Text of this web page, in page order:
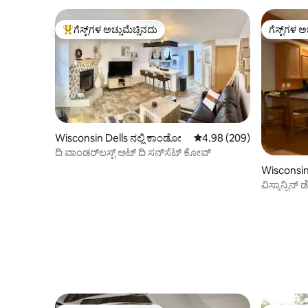
ಗೆಸ್ಟ್‌ಗಳಿಗೆ ಅತಿ ಹೆಚ್ಚು ಅಚ್ಚುಮೆಚ್ಚಿನದು
ಗೆಸ್ಟ್‌ಗಳ ಅಚ್ಚುಮೆಚ್ಚಿನದು
Wisconsin Dells ನಲ್ಲಿ ಕಾಂಡೋ 5 ರಲ್ಲಿ 4.98 ಸರಾಸರಿ
4.98 (209)
ದಿ ವಾಂಡರ್‌ಲಸ್ಟ್ ಅಟ್ ದಿ ಸನ್‌ಸೆಟ್ ಕೋವ್
ಗೆಸ್ಟ್‌ಗಳ
ಗೆಸ್ಟ್‌ಗಳ
ವಿಸ್ಕಾನ್ಸಿನ್